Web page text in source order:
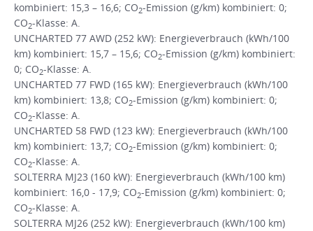
kombiniert: 15,3 – 16,6; CO2-Emission (g/km) kombiniert: 0;
CO2-Klasse: A.
UNCHARTED 77 AWD (252 kW): Energieverbrauch (kWh/100
km) kombiniert: 15,7 – 15,6; CO2-Emission (g/km) kombiniert:
0; CO2-Klasse: A.
UNCHARTED 77 FWD (165 kW): Energieverbrauch (kWh/100
km) kombiniert: 13,8; CO2-Emission (g/km) kombiniert: 0;
CO2-Klasse: A.
UNCHARTED 58 FWD (123 kW): Energieverbrauch (kWh/100
km) kombiniert: 13,7; CO2-Emission (g/km) kombiniert: 0;
CO2-Klasse: A.
SOLTERRA MJ23 (160 kW): Energieverbrauch (kWh/100 km)
kombiniert: 16,0 - 17,9; CO2-Emission (g/km) kombiniert: 0;
CO2-Klasse: A.
SOLTERRA MJ26 (252 kW): Energieverbrauch (kWh/100 km)